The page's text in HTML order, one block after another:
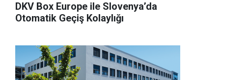
DKV Box Europe ile Slovenya’da
Otomatik Geçiş Kolaylığı